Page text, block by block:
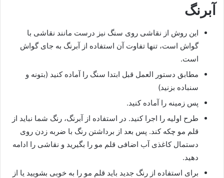
آبرنگ
این روش از نقاشی روی سنگ نیز درست مانند نقاشی با
گواش است، تنها تفاوت آن استفاده از آبرنگ به جای گواش
است.
مطابق دستور العمل قبل ابتدا سنگ را آماده کنید (بتونه و
سنباده بزنید)
پس زمینه را آماده کنید.
طرح اولیه را اجرا کنید. در استفاده از آبرنگ، رنگ شما نباید از
قلم مو چکه کند. پس بعد از برداشتن رنگ با ضربه زدن روی
دستمال کاغذی آب اضافی قلم مو را بگیرید و نقاشی را ادامه
دهید.
برای استفاده از رنگ جدید باید قلم مو را به خوبی بشویید یا از